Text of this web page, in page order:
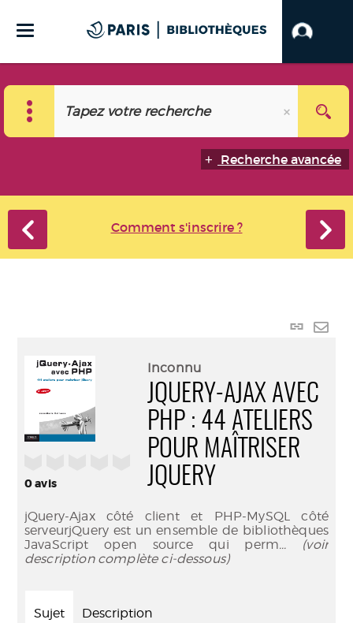
Recherche avancée
Comment s'inscrire ?
Lien
0avis
Inconnu
JQUERY-AJAX AVEC
PHP : 44 ATELIERS
POUR MAÎTRISER
JQUERY
jQuery-Ajax côté client et PHP-MySQL côté
serveurjQuery est un ensemble de bibliothèques
JavaScript open source qui perm... (voir
description complète ci-dessous)
Sujet Description